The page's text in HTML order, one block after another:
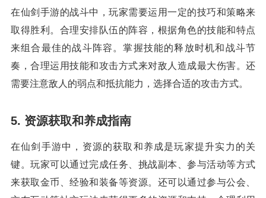
在仙剑手游的战斗中，玩家需要运用一定的技巧和策略来
取得胜利。合理安排队伍的阵容，根据角色的技能和特点
来组合最佳的战斗阵容。掌握技能的释放时机和战斗节
奏，合理运用技能和攻击方式来对敌人造成最大伤害。还
需要注意敌人的弱点和抵抗能力，选择合适的攻击方式。
5. 资源获取和养成指南
在仙剑手游中，资源的获取和养成是玩家提升实力的关
键。玩家可以通过完成任务、挑战副本、参与活动等方式
来获取金币、经验和装备等资源。还可以通过参与公会、